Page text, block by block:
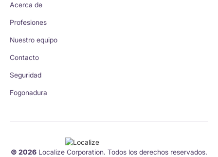
Acerca de
Profesiones
Nuestro equipo
Contacto
Seguridad
Fogonadura
© 2026 Localize Corporation. Todos los derechos reservados.